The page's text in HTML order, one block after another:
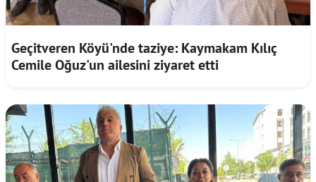
Geçitveren Köyü'nde taziye: Kaymakam Kılıç
Cemile Oğuz'un ailesini ziyaret etti